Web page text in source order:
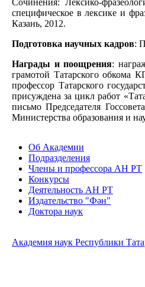
специфическое в лексике и
Казань, 2012.
Подготовка научных кадров:
Награды и поощрения:
грамотой Татарского обкома
профессор Татарского
присуждена за цикл работ
письмо Председателя
Министерства образования и
Об Академии
Подразделения
Члены и профессора АН РТ
Конкурсы
Деятельность АН РТ
Издательство "Фән"
Доктора наук
Академия наук Республики